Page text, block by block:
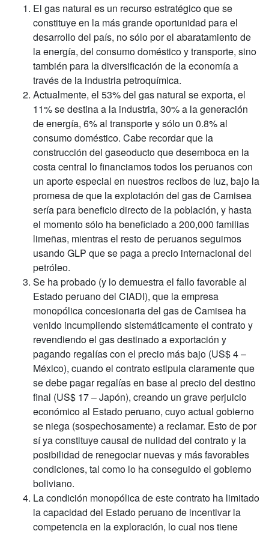
El gas natural es un recurso estratégico que se
constituye en la más grande oportunidad para el
desarrollo del país, no sólo por el abaratamiento de
la energía, del consumo doméstico y transporte, sino
también para la diversificación de la economía a
través de la industria petroquímica.
Actualmente, el 53% del gas natural se exporta, el
11% se destina a la industria, 30% a la generación
de energía, 6% al transporte y sólo un 0.8% al
consumo doméstico. Cabe recordar que la
construcción del gaseoducto que desemboca en la
costa central lo financiamos todos los peruanos con
un aporte especial en nuestros recibos de luz, bajo la
promesa de que la explotación del gas de Camisea
sería para beneficio directo de la población, y hasta
el momento sólo ha beneficiado a 200,000 familias
limeñas, mientras el resto de peruanos seguimos
usando GLP que se paga a precio internacional del
petróleo.
Se ha probado (y lo demuestra el fallo favorable al
Estado peruano del CIADI), que la empresa
monopólica concesionaria del gas de Camisea ha
venido incumpliendo sistemáticamente el contrato y
revendiendo el gas destinado a exportación y
pagando regalías con el precio más bajo (US$ 4 –
México), cuando el contrato estipula claramente que
se debe pagar regalías en base al precio del destino
final (US$ 17 – Japón), creando un grave perjuicio
económico al Estado peruano, cuyo actual gobierno
se niega (sospechosamente) a reclamar. Esto de por
sí ya constituye causal de nulidad del contrato y la
posibilidad de renegociar nuevas y más favorables
condiciones, tal como lo ha conseguido el gobierno
boliviano.
La condición monopólica de este contrato ha limitado
la capacidad del Estado peruano de incentivar la
competencia en la exploración, lo cual nos tiene